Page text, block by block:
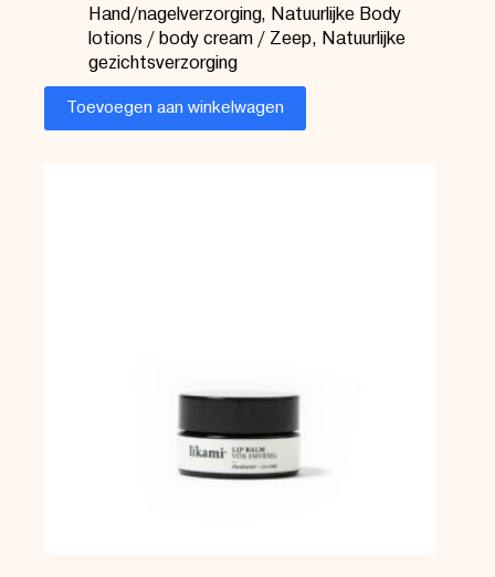
Hand/nagelverzorging, Natuurlijke Body
lotions / body cream / Zeep, Natuurlijke
gezichtsverzorging
Toevoegen aan winkelwagen